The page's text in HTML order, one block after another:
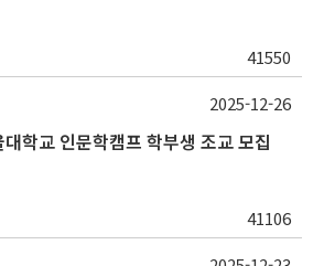
41550
학교 인문학캠프 학부생 조교 모집
41106
2025-12-26